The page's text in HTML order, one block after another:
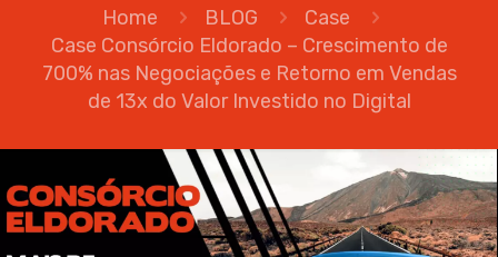
Home BLOG
Case
Case Consórcio Eldorado – Crescimento de
700% nas Negociações e Retorno em Vendas
de 13x do Valor Investido no Digital